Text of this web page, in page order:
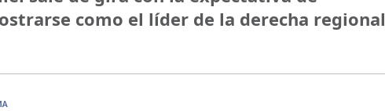
como el líder de la derecha regional